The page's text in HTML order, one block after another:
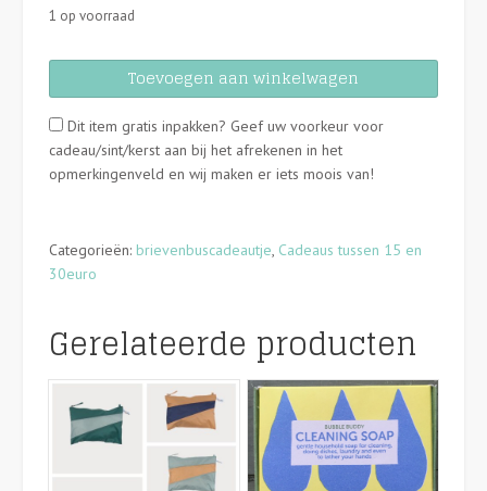
1 op voorraad
&
Koh
Armband
Toevoegen aan winkelwagen
Dit item gratis inpakken? Geef uw voorkeur voor
cadeau/sint/kerst aan bij het afrekenen in het
opmerkingenveld en wij maken er iets moois van!
Categorieën: brievenbuscadeautje, Cadeaus tussen 15 en
30euro
Gerelateerde producten